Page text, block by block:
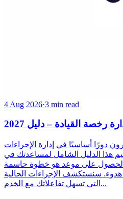
4 Aug 2026·3 min read
رخصة القيادة – دليل 2027
دورًا أساسيًا في إدارة الإجراءات
هذا الدليل الشامل لمساعدتك في
في عام 2027. الحصول على موعد هو خطوة حاسمة
سنستكشف الإجراءات الحالية
التي تسهل تفاعلاتك مع الخدم...